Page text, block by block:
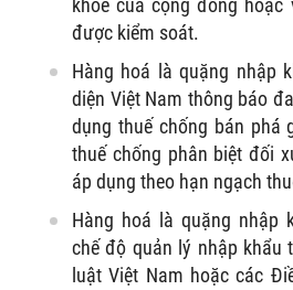
khoẻ của cộng đồng
được kiểm soát.
Hàng hoá là quặng nhập
diện Việt Nam thông báo
dụng thuế chống bán phá
thuế chống phân biệt đối
áp dụng theo hạn ngạch
Hàng hoá là quặng nhập
chế độ quản lý nhập khẩu
luật Việt Nam hoặc các